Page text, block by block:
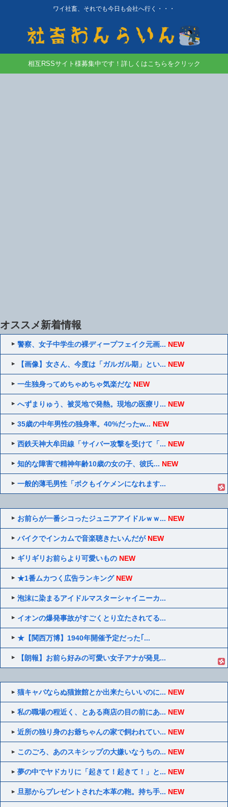
ワイ社畜、それでも今日も会社へ行く・・・
相互RSSサイト様募集中です！詳しくはこちらをクリック
オススメ新着情報
警察、女子中学生の裸ディープフェイク元画... NEW
【画像】女さん、今度は「ガルガル期」とい... NEW
一生独身ってめちゃめちゃ気楽だな NEW
へずまりゅう、被災地で発熱。現地の医療リ... NEW
35歳の中年男性の独身率。40%だったw... NEW
西鉄天神大牟田線「サイバー攻撃を受けて「... NEW
知的な障害で精神年齢10歳の女の子、彼氏... NEW
一般的薄毛男性「ボクもイケメンになれます...
お前らが一番シコったジュニアアイドルｗｗ... NEW
バイクでインカムで音楽聴きたいんだが NEW
ギリギリお前らより可愛いもの NEW
★1番ムカつく広告ランキング NEW
泡沫に染まるアイドルマスターシャイニーカ...
イオンの爆発事故がすごくとり立たされてる...
★【関西万博】1940年開催予定だった｢...
【朗報】お前ら好みの可愛い女子アナが発見...
猫キャバならぬ猫旅館とか出来たらいいのに... NEW
私の職場の程近く、とある商店の目の前にあ... NEW
近所の独り身のお爺ちゃんの家で飼われてい... NEW
このごろ、あのスキシップの大嫌いなうちの... NEW
夢の中でヤドカリに「起きて！起きて！」と... NEW
旦那からプレゼントされた本革の鞄。持ち手... NEW